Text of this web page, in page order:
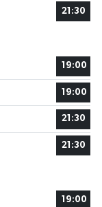
21:30
19:00
19:00
21:30
21:30
19:00